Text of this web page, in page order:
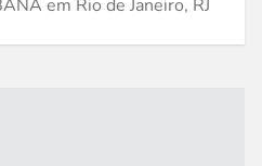
em Rio de Janeiro, RJ